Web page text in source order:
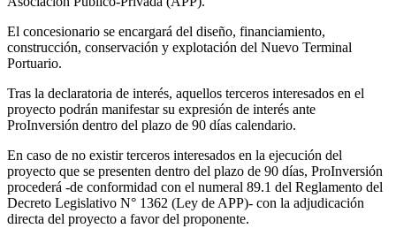
El concesionario se encargará del diseño, financiamiento,
construcción, conservación y explotación del Nuevo Terminal
Portuario.
Tras la declaratoria de interés, aquellos terceros interesados en el
proyecto podrán manifestar su expresión de interés ante
ProInversión dentro del plazo de 90 días calendario.
En caso de no existir terceros interesados en la ejecución del
proyecto que se presenten dentro del plazo de 90 días, ProInversión
procederá -de conformidad con el numeral 89.1 del Reglamento del
Decreto Legislativo N° 1362 (Ley de APP)- con la adjudicación
directa del proyecto a favor del proponente.